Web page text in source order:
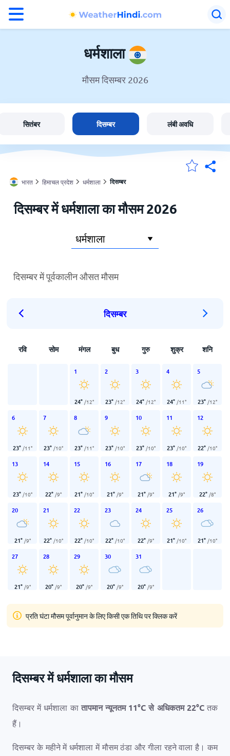
मेंरी लोकेशन
होम
धर्मशाला
मौसम दिसम्बर 2026
सितंबर दिसम्बर लंबी अवधि
भारत हिमाचल प्रदेश धर्मशाला दिसम्बर
दिसम्बर में धर्मशाला का मौसम 2026
दिसम्बर में पूर्वकालीन औसत मौसम
दिसम्बर
रवि सोम मंगल बुध गुरु शुक्र शनि
1
24° /12°
2
23° /12°
3
24° /12°
4
24° /11°
5
23° /12°
6
23° /11°
7
23° /10°
8
23° /11°
9
23° /10°
10
23° /10°
11
23° /10°
12
22° /10°
13
23° /10°
14
22° /9°
15
21° /10°
16
21° /9°
17
21° /9°
18
21° /9°
19
22° /8°
20
21° /9°
21
22° /10°
22
22° /10°
23
22° /10°
24
22° /9°
25
21° /10°
26
21° /10°
27
21° /9°
28
20° /9°
29
20° /9°
30
20° /9°
31
20° /9°
प्रति घंटा मौसम पूर्वानुमान के लिए किसी एक तिथि पर क्लिक करें
दिसम्बर में धर्मशाला का मौसम
दिसम्बर में धर्मशाला कातापमान न्यूनतम 11°Cसे अधिकतम22°Cतक
हैं।
दिसम्बर के महीने में धर्मशाला में मौसम ठंडा और गीला रहने वाला है। कम